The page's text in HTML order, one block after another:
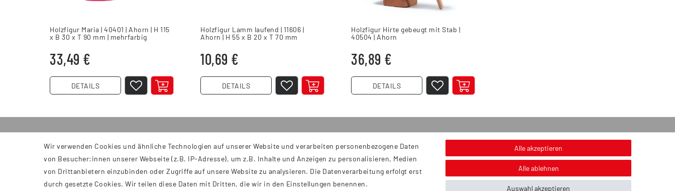
Holzfigur Maria | 40401 | Ahorn | H 115
x B 30 x T 90 mm | mehrfarbig
33,49 €
DETAILS
Holzfigur Lamm laufend | 11606 |
Ahorn | H 55 x B 20 x T 70 mm
10,69 €
DETAILS
Holzfigur Hirte gebeugt mit Stab |
40504 | Ahorn
36,89 €
DETAILS
INFORMATIONEN
AGB
Impressum
Service
Kontakt
Versand
Hinweis zur Entsorgung von Altbatterien & Altöl
Bildnachweis
Wir verwenden Cookies und ähnliche Technologien auf unserer Website und verarbeiten personenbezogene Daten
von Besucher:innen unserer Webseite (z.B. IP-Adresse), um z.B. Inhalte und Anzeigen zu personalisieren, Medien
von Drittanbietern einzubinden oder Zugriffe auf unsere Website zu analysieren. Die Datenverarbeitung erfolgt erst
durch gesetzte Cookies. Wir teilen diese Daten mit Dritten, die wir in den Einstellungen benennen.
Alle akzeptieren
Alle ablehnen
Auswahl akzeptieren